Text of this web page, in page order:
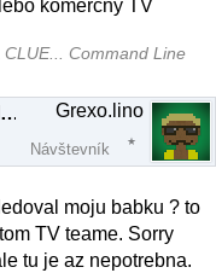
komerčný TV
Command Line
RE: remote desktop pod linuxom Grexo.lino
Návštevník
moju babku ? to
TV teame. Sorry
tu je az nepotrebna.